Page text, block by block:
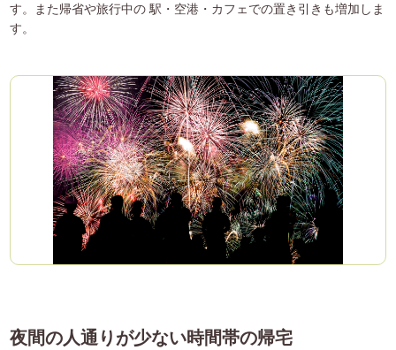
す。また帰省や旅行中の 駅・空港・カフェでの置き引きも増加しま
す。
夜間の人通りが少ない時間帯の帰宅